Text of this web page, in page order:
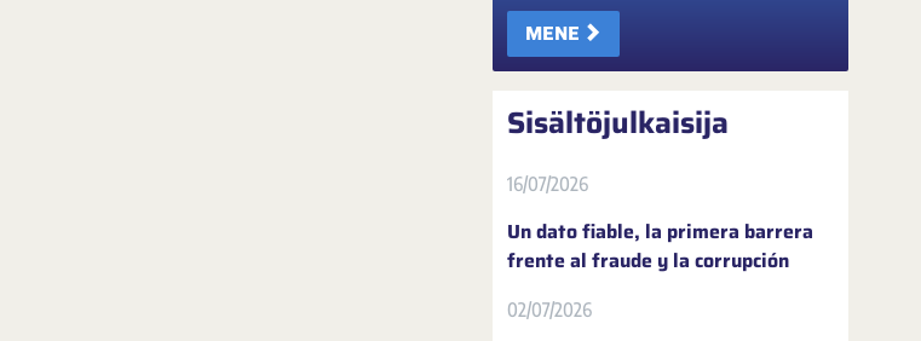
MENE
Sisältöjulkaisija
16/07/2026
Un dato fiable, la primera barrera
frente al fraude y la corrupción
02/07/2026